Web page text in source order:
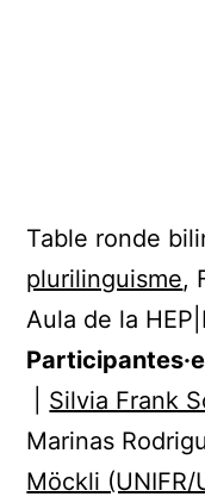
Table ronde
plurilinguisme,
Aula de la
Silvia Frank
Marinas
Möckli (UNIFR/